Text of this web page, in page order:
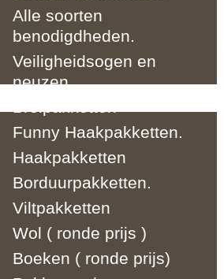
Alle soorten
benodigdheden.
Veiligheidsogen en
neuzen.
Funny Haakpakketten.
Haakpakketten
Borduurpakketten.
Viltpakketten
Wol ( ronde prijs )
Boeken ( ronde prijs)